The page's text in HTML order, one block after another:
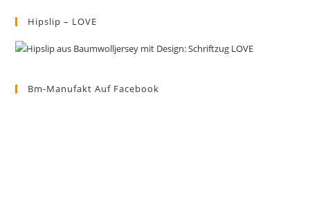
Hipslip – LOVE
Bm-Manufakt Auf Facebook